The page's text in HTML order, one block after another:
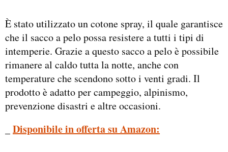
È stato utilizzato un cotone spray, il quale garantisce
che il sacco a pelo possa resistere a tutti i tipi di
intemperie. Grazie a questo sacco a pelo è possibile
rimanere al caldo tutta la notte, anche con
temperature che scendono sotto i venti gradi. Il
prodotto è adatto per campeggio, alpinismo,
prevenzione disastri e altre occasioni.
Disponibile in offerta su Amazon: